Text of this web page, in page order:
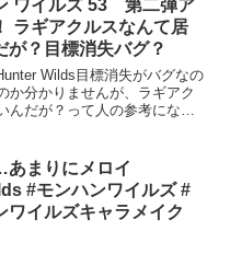
ワイルズ 53 第二弾ア
ラギアクルスなんて居
が？目標消失バグ？
Wilds目標消失がバグなの
か分かりませんが、ラギアク
んだが？って人の参考になれ
まりにメロイ
ルズ #
ワイルズキャラメイク